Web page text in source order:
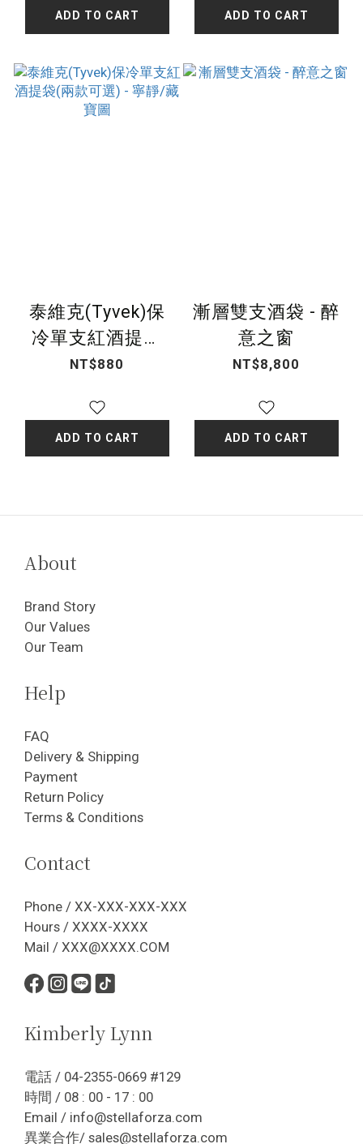
ADD TO CART ADD TO CART
泰維克(Tyvek)保
冷單支紅酒提袋
(兩款可選) - 寧靜/
NT$880
ADD TO CART
漸層雙支酒袋 - 醉
意之窗
NT$8,800
ADD TO CART
About
Brand Story
Our Values
Our Team
Help
FAQ
Delivery & Shipping
Payment
Return Policy
Terms & Conditions
Contact
Phone / XX-XXX-XXX-XXX
Hours / XXXX-XXXX
Mail / XXX@XXXX.COM
Kimberly Lynn
電話 / 04-2355-0669 #129
時間 / 08 : 00 - 17 : 00
Email / info@stellaforza.com
異業合作/ sales@stellaforza.com